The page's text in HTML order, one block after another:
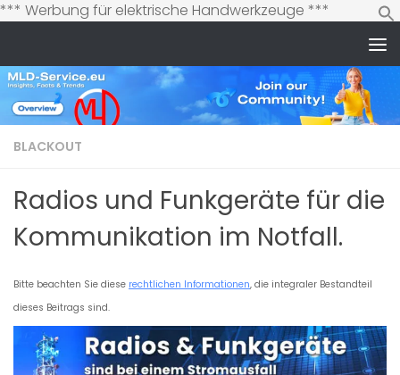
*** Werbung für elektrische Handwerkzeuge ***
Inhalt
BLACKOUT
Radios und Funkgeräte für die
Kommunikation im Notfall.
Bitte beachten Sie diese rechtlichen Informationen, die integraler Bestandteil
dieses Beitrags sind.